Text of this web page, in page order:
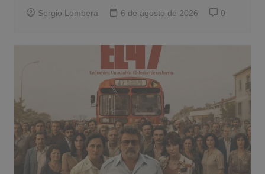
Sergio Lombera 6 de agosto de 2026 0